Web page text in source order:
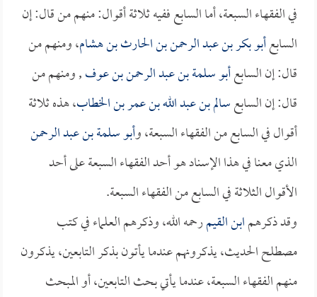
في الفقهاء السبعة، أما السابع ففيه ثلاثة أقوال: منهم من قال: إن
السابعأبو بكر بن عبد الرحمن بن الحارث بن هشام، ومنهم من
قال: إن السابعأبو سلمة بن عبد الرحمن بن عوف, ومنهم من
قال: إن السابعسالم بن عبد الله بن عمر بن الخطاب، هذه ثلاثة
أقوال في السابع من الفقهاء السبعة، وأبو سلمة بن عبد الرحمن
الذي معنا في هذا الإسناد هو أحد الفقهاء السبعة على أحد
الأقوال الثلاثة في السابع من الفقهاء السبعة.
وقد ذكرهمابن القيمرحمه الله، وذكرهم العلماء في كتب
مصطلح الحديث، يذكرونهم عندما يأتون بذكر التابعين، يذكرون
منهم الفقهاء السبعة، عندما يأتي بحث التابعين، أو المبحث